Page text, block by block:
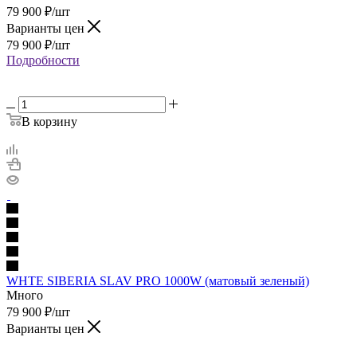
79 900 ₽/шт
Варианты цен
79 900 ₽/шт
Подробности
В корзину
WHTE SIBERIA SLAV PRO 1000W (матовый зеленый)
Много
79 900 ₽/шт
Варианты цен